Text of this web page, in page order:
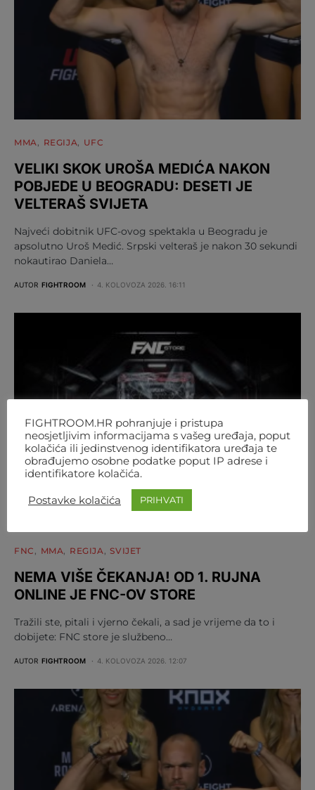
MMA REGIJA UFC
VELIKI SKOK UROŠA MEDIĆA NAKON
POBJEDE U BEOGRADU: DESETI JE
VELTERAŠ SVIJETA
Najveći dobitnik UFC-ovog spektakla u Beogradu je
apsolutno Uroš Medić. Srpski velteraš je nakon 30 sekundi
nokautirao Daniela…
AUTOR FIGHTROOM 4. KOLOVOZA 2026. 16:11
FNC MMA REGIJA SVIJET
NEMA VIŠE ČEKANJA! OD 1. RUJNA
ONLINE JE FNC-OV STORE
Tražili ste, pitali i vjerno čekali, a sad je vrijeme da to i
dobijete: FNC store je službeno…
AUTOR FIGHTROOM 4. KOLOVOZA 2026. 12:07
FIGHTROOM.HR pohranjuje i pristupa
neosjetljivim informacijama s vašeg uređaja, poput
kolačića ili jedinstvenog identifikatora uređaja te
obrađujemo osobne podatke poput IP adrese i
identifikatore kolačića.
Postavke kolačića PRIHVATI